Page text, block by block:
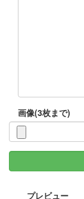
画像(3枚まで)
プレビュー